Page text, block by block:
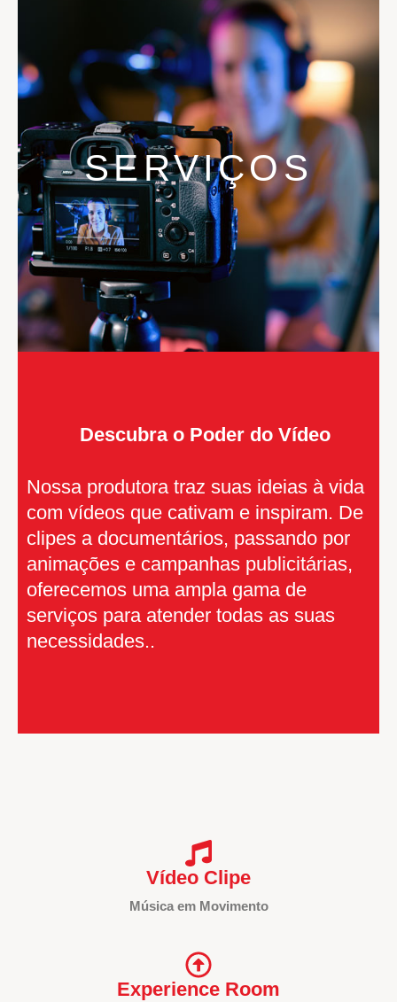
SERVIÇOS
Descubra o Poder do Vídeo
Nossa produtora traz suas ideias à vida
com vídeos que cativam e inspiram. De
clipes a documentários, passando por
animações e campanhas publicitárias,
oferecemos uma ampla gama de
serviços para atender todas as suas
necessidades..
Vídeo Clipe
Música em Movimento
Experience Room